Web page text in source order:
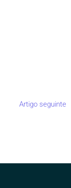
Artigo seguinte